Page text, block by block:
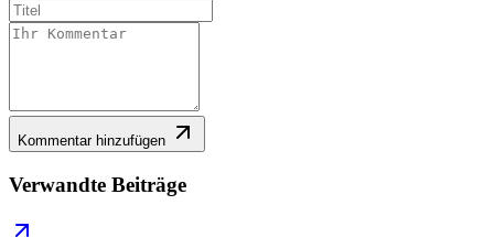
Kommentar hinzufügen
Verwandte Beiträge